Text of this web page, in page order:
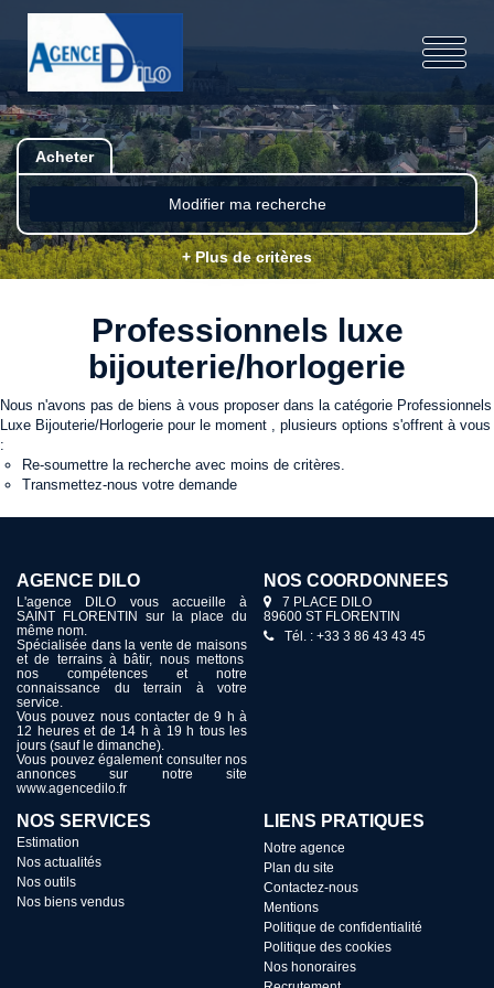
Acheter
Modifier ma recherche
+ Plus de critères
Professionnels luxe
bijouterie/horlogerie
Nous n'avons pas de biens à vous proposer dans la catégorie Professionnels
Luxe Bijouterie/Horlogerie pour le moment , plusieurs options s'offrent à vous
:
Re-soumettre la recherche avec moins de critères.
Transmettez-nous votre demande
AGENCE DILO
L'agence DILO vous accueille à
SAINT FLORENTIN sur la place du
même nom.
Spécialisée dans la vente de maisons
et de terrains à bâtir, nous mettons
nos compétences et notre
connaissance du terrain à votre
service.
Vous pouvez nous contacter de 9 h à
12 heures et de 14 h à 19 h tous les
jours (sauf le dimanche).
Vous pouvez également consulter nos
annonces sur notre site
www.agencedilo.fr
NOS COORDONNÉES
7 PLACE DILO
89600 ST FLORENTIN
Tél. : +33 3 86 43 43 45
NOS SERVICES
Estimation
Nos actualités
Nos outils
Nos biens vendus
LIENS PRATIQUES
Notre agence
Plan du site
Contactez-nous
Mentions
Politique de confidentialité
Politique des cookies
Nos honoraires